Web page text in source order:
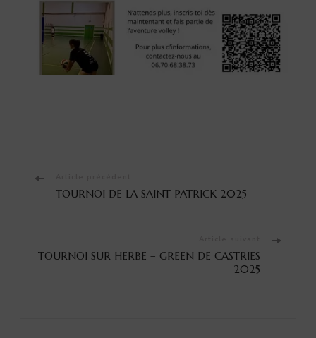
Navigation
TOURNOI DE LA SAINT PATRICK 2025
TOURNOI SUR HERBE – GREEN DE CASTRIES
2025